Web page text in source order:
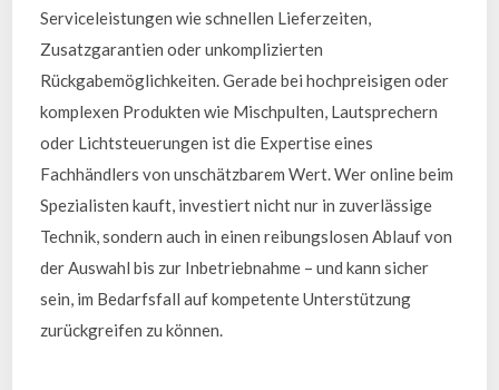
Serviceleistungen wie schnellen Lieferzeiten,
Zusatzgarantien oder unkomplizierten
Rückgabemöglichkeiten. Gerade bei hochpreisigen oder
komplexen Produkten wie Mischpulten, Lautsprechern
oder Lichtsteuerungen ist die Expertise eines
Fachhändlers von unschätzbarem Wert. Wer online beim
Spezialisten kauft, investiert nicht nur in zuverlässige
Technik, sondern auch in einen reibungslosen Ablauf von
der Auswahl bis zur Inbetriebnahme – und kann sicher
sein, im Bedarfsfall auf kompetente Unterstützung
zurückgreifen zu können.